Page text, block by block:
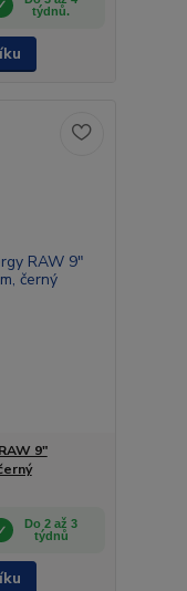
týdnů.
9"
Do 2 až 3
týdnů